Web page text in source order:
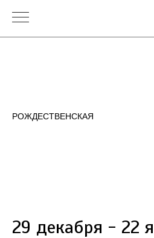
РОЖДЕСТВЕНСКАЯ
29 декабря - 22